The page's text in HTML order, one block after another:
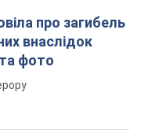
Tagesschau
БПЛА